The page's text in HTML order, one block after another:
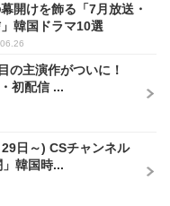
開けを飾る「7月放送・
韓国ドラマ10選
の主演作がついに！
初配信 ...
日～) CSチャンネル
韓国時...